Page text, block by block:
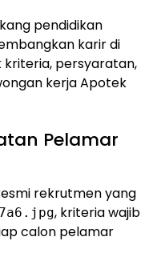
pendidikan
karir di
kriteria, persyaratan,
kerja Apotek
Pelamar
rekrutmen yang
, kriteria wajib
calon pelamar